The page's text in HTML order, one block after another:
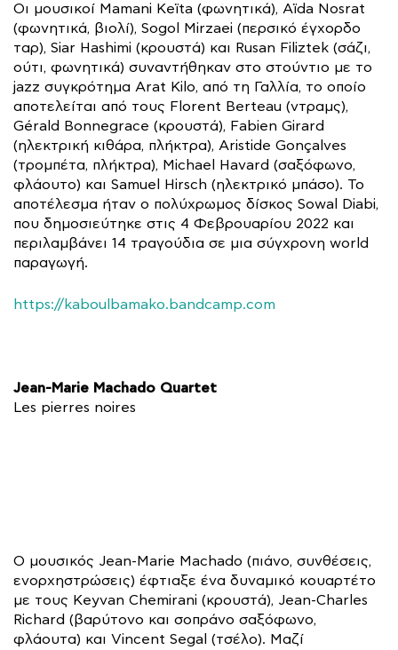
Οι μουσικοί Mamani Keïta (φωνητικά), Aïda Nosrat
(φωνητικά, βιολί), Sogol Mirzaei (περσικό έγχορδο
ταρ), Siar Hashimi (κρουστά) και Rusan Filiztek (σάζι,
ούτι, φωνητικά) συναντήθηκαν στο στούντιο με το
jazz συγκρότημα Arat Kilo, από τη Γαλλία, το οποίο
αποτελείται από τους Florent Berteau (ντραμς),
Gérald Bonnegrace (κρουστά), Fabien Girard
(ηλεκτρική κιθάρα, πλήκτρα), Aristide Gonçalves
(τρομπέτα, πλήκτρα), Michael Havard (σαξόφωνο,
φλάουτο) και Samuel Hirsch (ηλεκτρικό μπάσο). Το
αποτέλεσμα ήταν ο πολύχρωμος δίσκος Sowal Diabi,
που δημοσιεύτηκε στις 4 Φεβρουαρίου 2022 και
περιλαμβάνει 14 τραγούδια σε μια σύγχρονη world
παραγωγή.
https://kaboulbamako.bandcamp.com
Jean-Marie Machado Quartet
Les pierres noires
Ο μουσικός Jean-Marie Machado (πιάνο, συνθέσεις,
ενορχηστρώσεις) έφτιαξε ένα δυναμικό κουαρτέτο
με τους Keyvan Chemirani (κρουστά), Jean-Charles
Richard (βαρύτονο και σοπράνο σαξόφωνο,
φλάουτα) και Vincent Segal (τσέλο). Μαζί